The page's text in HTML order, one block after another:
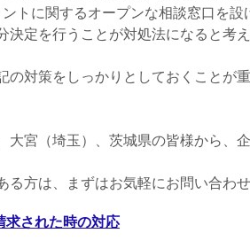
トに関するオープンな相談窓口を
定を行うことが対処法になると考え
の対策をしっかりとしておくこと
大宮（埼玉）、茨城県の皆様から、
方は、まずはお気軽にお問い合わせ
求された時の対応